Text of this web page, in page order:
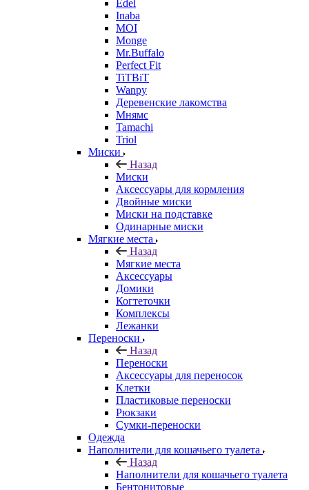
Edel
Inaba
MOI
Monge
Mr.Buffalo
Perfect Fit
TiTBiT
Wanpy
Деревенские лакомства
Мнямс
Tamachi
Triol
Миски
Назад
Миски
Аксессуары для кормления
Двойные миски
Миски на подставке
Одинарные миски
Мягкие места
Назад
Мягкие места
Аксессуары
Домики
Когтеточки
Комплексы
Лежанки
Переноски
Назад
Переноски
Аксессуары для переносок
Клетки
Пластиковые переноски
Рюкзаки
Сумки-переноски
Одежда
Наполнители для кошачьего туалета
Назад
Наполнители для кошачьего туалета
Бентонитовые